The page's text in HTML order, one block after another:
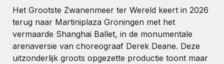
Het Grootste Zwanenmeer ter Wereld keert in 2026
terug naar Martiniplaza Groningen met het
vermaarde Shanghai Ballet, in de monumentale
arenaversie van choreograaf Derek Deane. Deze
uitzonderlijk groots opgezette productie toont maar